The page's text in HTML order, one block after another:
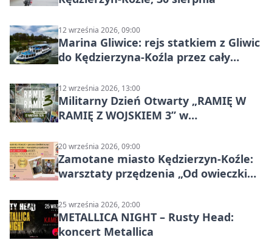
12 września 2026, 09:00
Marina Gliwice: rejs statkiem z Gliwic
do Kędzierzyna-Koźla przez cały
12 września 2026, 13:00
Militarny Dzień Otwarty „RAMIĘ W
RAMIĘ Z WOJSKIEM 3” w
20 września 2026, 09:00
Zamotane miasto Kędzierzyn-Koźle:
warsztaty przędzenia „Od owieczki
25 września 2026, 20:00
METALLICA NIGHT – Rusty Head:
koncert Metallica